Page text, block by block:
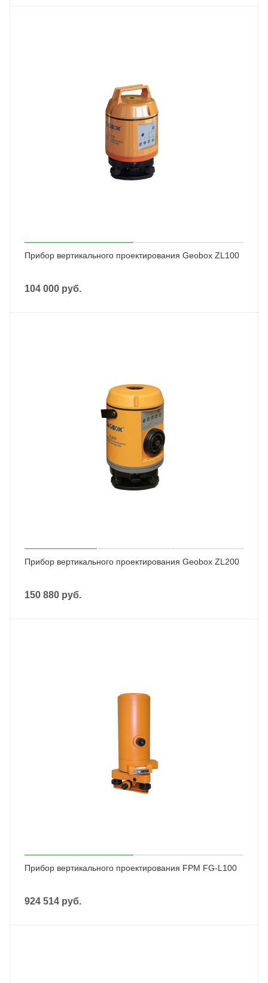
Прибор вертикального проектирования Geobox ZL100
104 000 руб.
Прибор вертикального проектирования Geobox ZL200
150 880 руб.
Прибор вертикального проектирования FPM FG-L100
924 514 руб.